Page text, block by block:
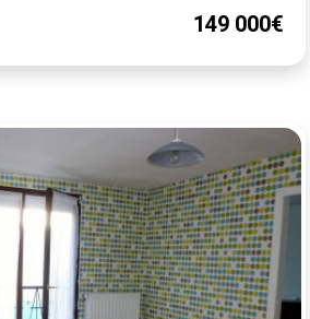
149 000€